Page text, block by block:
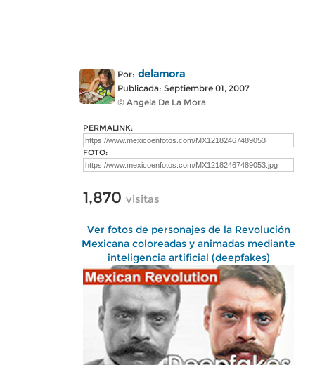
Por: delamora
Publicada: Septiembre 01, 2007
© Angela De La Mora
PERMALINK:
FOTO:
1,870 visitas
Ver fotos de personajes de la Revolución
Mexicana coloreadas y animadas mediante
inteligencia artificial (deepfakes)